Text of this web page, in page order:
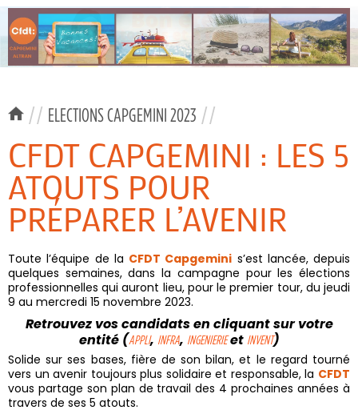
// ELECTIONS CAPGEMINI 2023 //
CFDT CAPGEMINI : LES 5
ATOUTS POUR
PRÉPARER L’AVENIR
Toute l’équipe de la CFDT Capgemini s’est lancée, depuis
quelques semaines, dans la campagne pour les élections
professionnelles qui auront lieu, pour le premier tour, du jeudi
9 au mercredi 15 novembre 2023.
Retrouvez vos candidats en cliquant sur votre
entité (APPLI, INFRA, INGENIERIEet INVENT)
Solide sur ses bases, fière de son bilan, et le regard tourné
vers un avenir toujours plus solidaire et responsable, la CFDT
vous partage son plan de travail des 4 prochaines années à
travers de ses 5 atouts.